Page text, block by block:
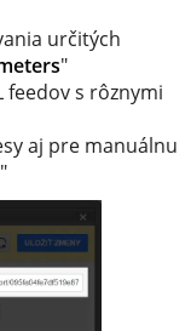
určitých
"
feedov s rôznymi
aj pre manuálnu
"